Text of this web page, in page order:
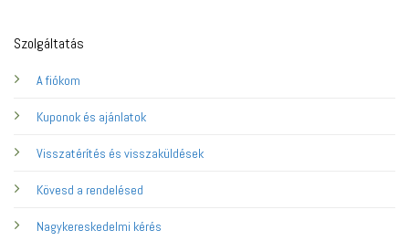
Szolgáltatás
A fiókom
Kuponok és ajánlatok
Visszatérítés és visszaküldések
Kövesd a rendelésed
Nagykereskedelmi kérés